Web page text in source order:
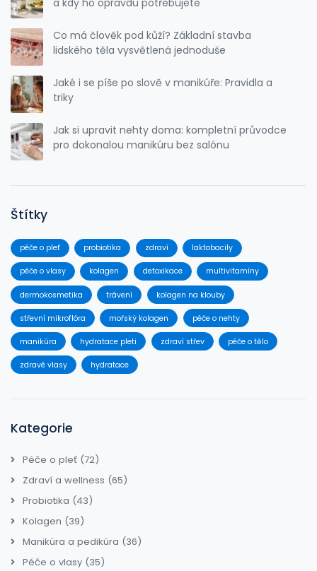
Co má člověk pod kůží? Základní stavba
lidského těla vysvětlená jednoduše
Jaké i se píše po slově v manikúře: Pravidla a
triky
Jak si upravit nehty doma: kompletní průvodce
pro dokonalou manikúru bez salónu
Štítky
péče o pleť probiotika zdraví laktobacily
péče o vlasy kolagen detoxikace multivitamíny
dermokosmetika trávení kolagen na klouby
střevní mikroflóra mořský kolagen péče o nehty
manikúra hydratace pleti zdraví střev péče o tělo
zdravé vlasy hydratace
Kategorie
Péče o pleť (72)
Zdraví a wellness (65)
Probiotika (43)
Kolagen (39)
Manikúra a pedikúra (36)
Péče o vlasy (35)